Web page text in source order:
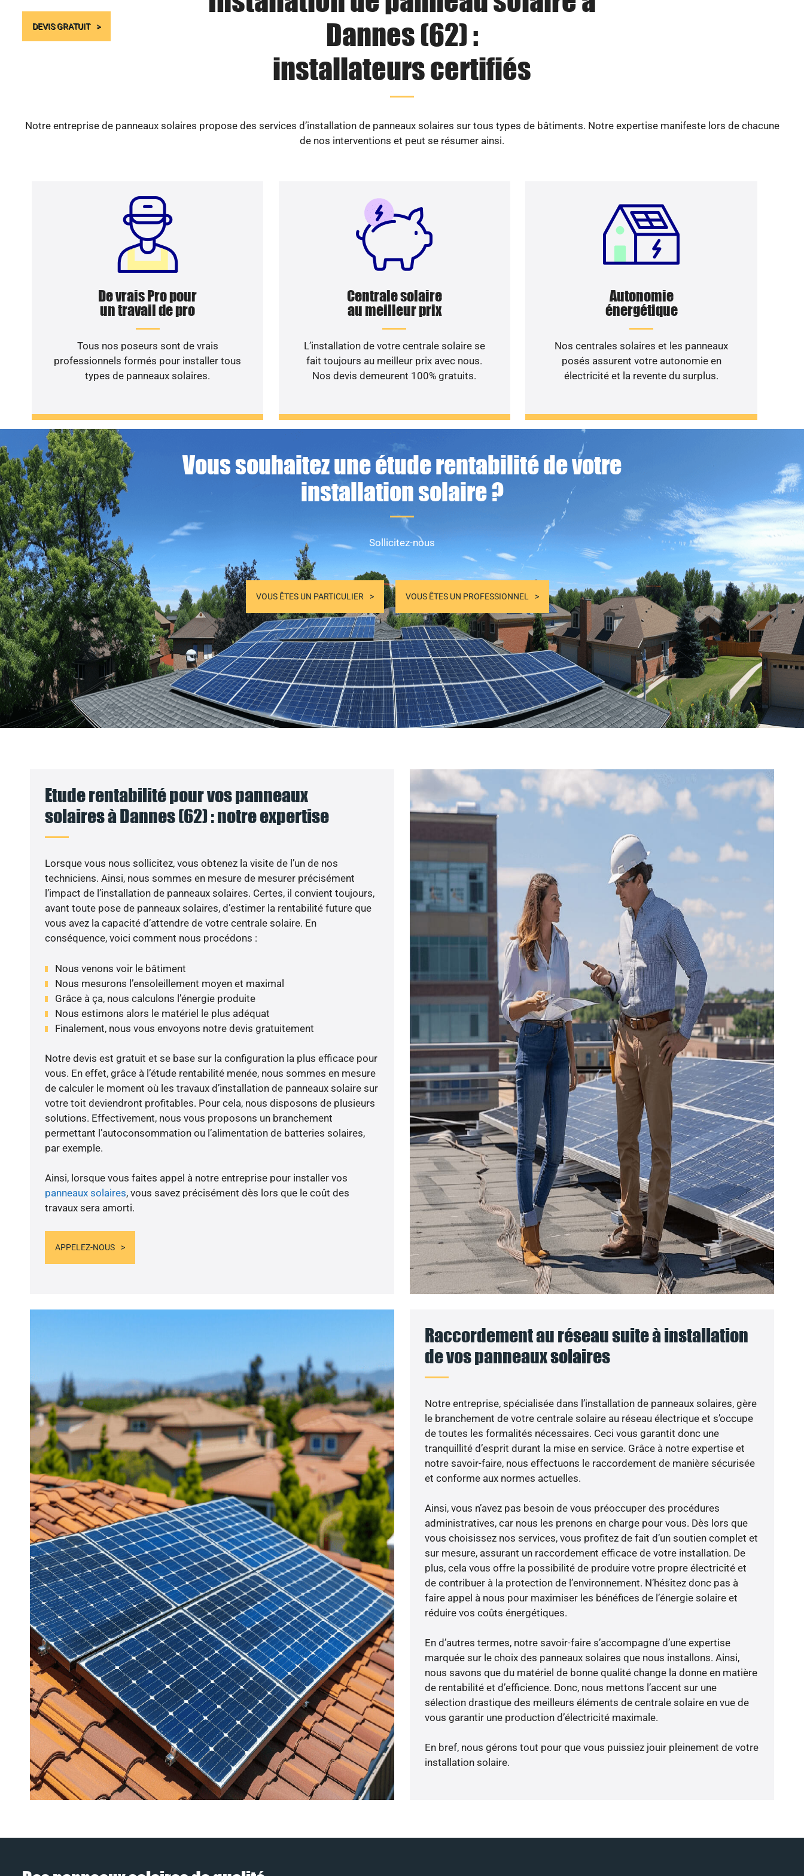
DEVIS GRATUIT
Dannes (62) :
installateurs certifiés
Notre entreprise de panneaux solaires propose des services d’installation de panneaux solaires sur tous types de bâtiments. Notre expertise manifeste lors de chacune
de nos interventions et peut se résumer ainsi.
De vrais Pro pour
un travail de pro
Tous nos poseurs sont de vrais
professionnels formés pour installer tous
types de panneaux solaires.
Centrale solaire
au meilleur prix
L’installation de votre centrale solaire se
fait toujours au meilleur prix avec nous.
Nos devis demeurent 100% gratuits.
Autonomie
énergétique
Nos centrales solaires et les panneaux
posés assurent votre autonomie en
électricité et la revente du surplus.
Vous souhaitez une étude rentabilité de votre
installation solaire ?
Sollicitez-nous
VOUS ÊTES UN PARTICULIER VOUS ÊTES UN PROFESSIONNEL
Etude rentabilité pour vos panneaux
solaires à Dannes (62) : notre expertise
Lorsque vous nous sollicitez, vous obtenez la visite de l’un de nos
techniciens. Ainsi, nous sommes en mesure de mesurer précisément
l’impact de l’installation de panneaux solaires. Certes, il convient toujours,
avant toute pose de panneaux solaires, d’estimer la rentabilité future que
vous avez la capacité d’attendre de votre centrale solaire. En
conséquence, voici comment nous procédons :
Nous venons voir le bâtiment
Nous mesurons l’ensoleillement moyen et maximal
Grâce à ça, nous calculons l’énergie produite
Nous estimons alors le matériel le plus adéquat
Finalement, nous vous envoyons notre devis gratuitement
Notre devis est gratuit et se base sur la configuration la plus efficace pour
vous. En effet, grâce à l’étude rentabilité menée, nous sommes en mesure
de calculer le moment où les travaux d’installation de panneaux solaire sur
votre toit deviendront profitables. Pour cela, nous disposons de plusieurs
solutions. Effectivement, nous vous proposons un branchement
permettant l’autoconsommation ou l’alimentation de batteries solaires,
par exemple.
Ainsi, lorsque vous faites appel à notre entreprise pour installer vos
panneaux solaires, vous savez précisément dès lors que le coût des
travaux sera amorti.
APPELEZ-NOUS
Raccordement au réseau suite à installation
de vos panneaux solaires
Notre entreprise, spécialisée dans l’installation de panneaux solaires, gère
le branchement de votre centrale solaire au réseau électrique et s’occupe
de toutes les formalités nécessaires. Ceci vous garantit donc une
tranquillité d’esprit durant la mise en service. Grâce à notre expertise et
notre savoir-faire, nous effectuons le raccordement de manière sécurisée
et conforme aux normes actuelles.
Ainsi, vous n’avez pas besoin de vous préoccuper des procédures
administratives, car nous les prenons en charge pour vous. Dès lors que
vous choisissez nos services, vous profitez de fait d’un soutien complet et
sur mesure, assurant un raccordement efficace de votre installation. De
plus, cela vous offre la possibilité de produire votre propre électricité et
de contribuer à la protection de l’environnement. N’hésitez donc pas à
faire appel à nous pour maximiser les bénéfices de l’énergie solaire et
réduire vos coûts énergétiques.
En d’autres termes, notre savoir-faire s’accompagne d’une expertise
marquée sur le choix des panneaux solaires que nous installons. Ainsi,
nous savons que du matériel de bonne qualité change la donne en matière
de rentabilité et d’efficience. Donc, nous mettons l’accent sur une
sélection drastique des meilleurs éléments de centrale solaire en vue de
vous garantir une production d’électricité maximale.
En bref, nous gérons tout pour que vous puissiez jouir pleinement de votre
installation solaire.